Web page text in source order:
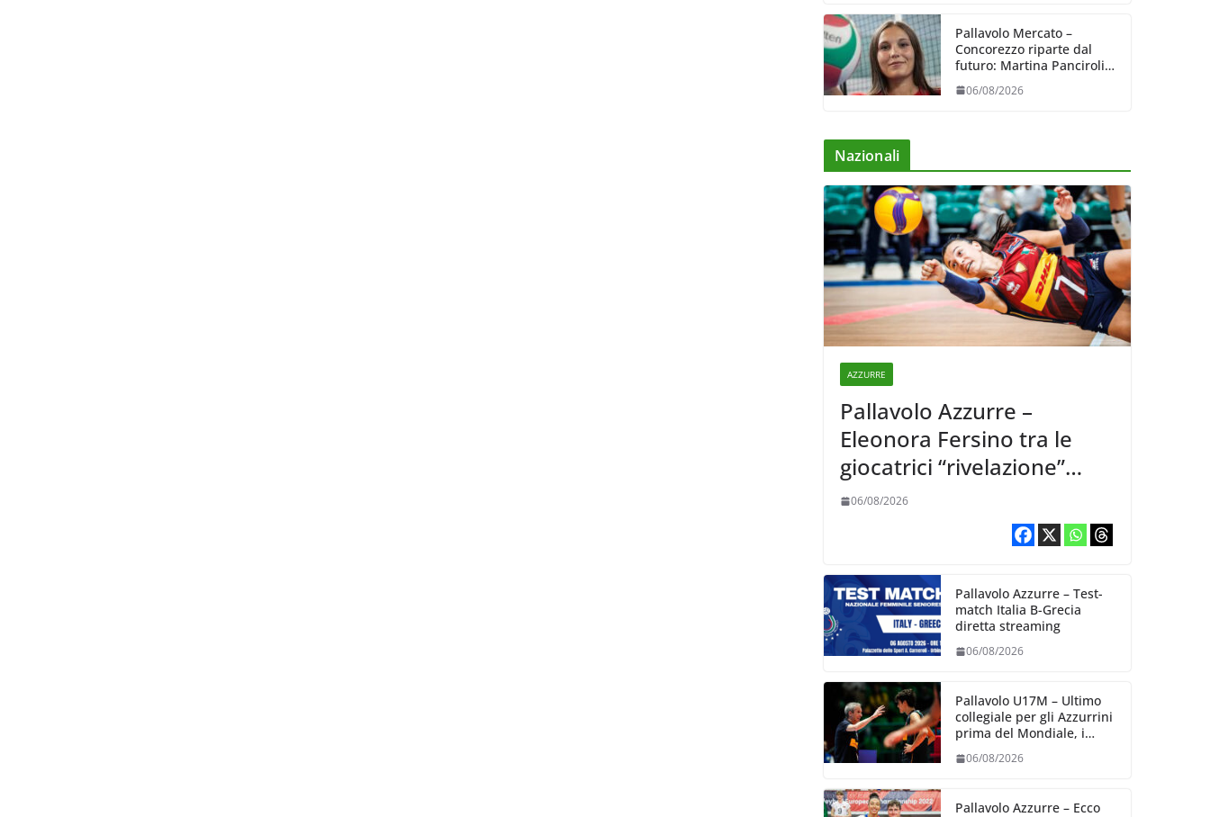
Pallavolo Mercato –
Concorezzo riparte dal
futuro: Martina Panciroli è
il primo acquisto
06/08/2026
Nazionali
AZZURRE
Pallavolo Azzurre –
Eleonora Fersino tra le
giocatrici “rivelazione”
della VNL 2026 per
06/08/2026
Pallavolo Azzurre – Test-
match Italia B-Grecia
diretta streaming
06/08/2026
Pallavolo U17M – Ultimo
collegiale per gli Azzurrini
prima del Mondiale, i
06/08/2026
Pallavolo Azzurre – Ecco